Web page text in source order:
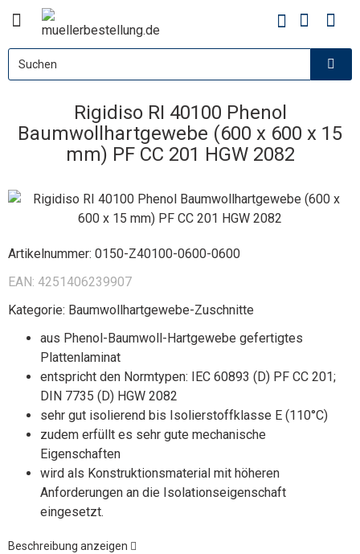
Rigidiso RI 40100 Phenol
Baumwollhartgewebe (600 x 600 x 15
mm) PF CC 201 HGW 2082
Artikelnummer: 0150-Z40100-0600-0600
EAN: 4251406239907
Kategorie: Baumwollhartgewebe-Zuschnitte
aus Phenol-Baumwoll-Hartgewebe gefertigtes
Plattenlaminat
entspricht den Normtypen: IEC 60893 (D) PF CC 201;
DIN 7735 (D) HGW 2082
sehr gut isolierend bis Isolierstoffklasse E (110°C)
zudem erfüllt es sehr gute mechanische
Eigenschaften
wird als Konstruktionsmaterial mit höheren
Anforderungen an die Isolationseigenschaft
eingesetzt.
Beschreibung anzeigen